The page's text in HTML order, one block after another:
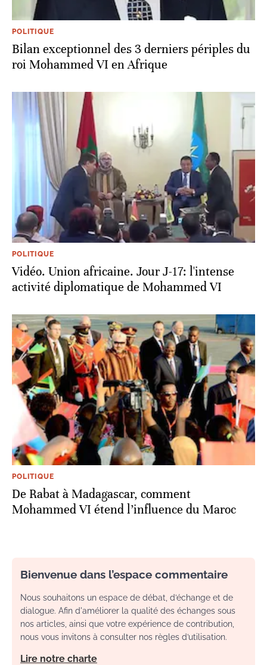
POLITIQUE
Bilan exceptionnel des 3 derniers périples du
roi Mohammed VI en Afrique
POLITIQUE
Vidéo. Union africaine. Jour J-17: l'intense
activité diplomatique de Mohammed VI
POLITIQUE
De Rabat à Madagascar, comment
Mohammed VI étend l’influence du Maroc
Bienvenue dans l’espace commentaire
Nous souhaitons un espace de débat, d’échange et de
dialogue. Afin d'améliorer la qualité des échanges sous
nos articles, ainsi que votre expérience de contribution,
nous vous invitons à consulter nos règles d’utilisation.
Lire notre charte